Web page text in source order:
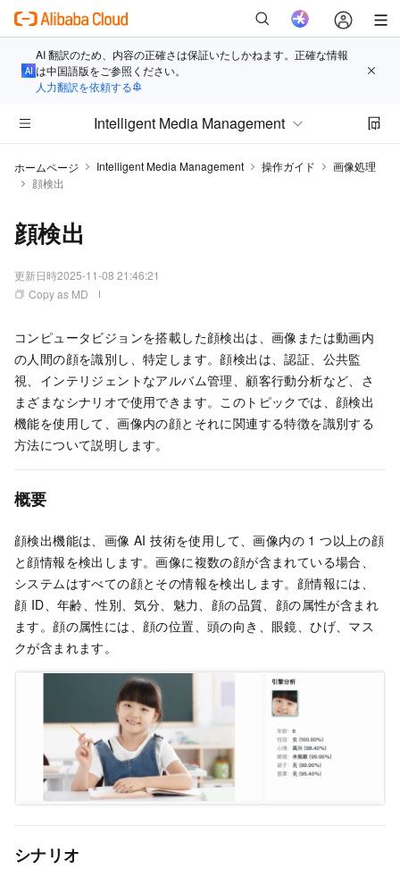
AI 翻訳のため、内容の正確さは保証いたしかねます。正確な情報
は中国語版をご参照ください。
人力翻訳を依頼する
Intelligent Media Management
ホームページ Intelligent Media Management 操作ガイド
画像処理
顔検出
顔検出
更新日時2025-11-08 21:46:21
Copy as MD
コンピュータビジョンを搭載した顔検出は、画像または動画内
の人間の顔を識別し、特定します。顔検出は、認証、公共監
視、インテリジェントなアルバム管理、顧客行動分析など、さ
まざまなシナリオで使用できます。このトピックでは、顔検出
機能を使用して、画像内の顔とそれに関連する特徴を識別する
方法について説明します。
概要
顔検出機能は、画像 AI 技術を使用して、画像内の 1 つ以上の顔
と顔情報を検出します。画像に複数の顔が含まれている場合、
システムはすべての顔とその情報を検出します。顔情報には、
顔 ID、年齢、性別、気分、魅力、顔の品質、顔の属性が含まれ
ます。顔の属性には、顔の位置、頭の向き、眼鏡、ひげ、マス
クが含まれます。
シナリオ